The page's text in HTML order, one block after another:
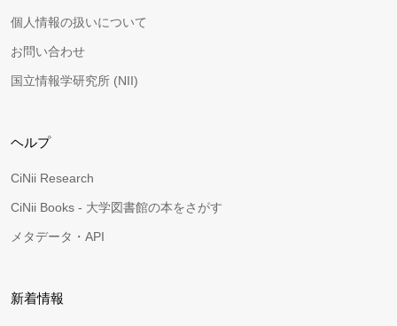
個人情報の扱いについて
お問い合わせ
国立情報学研究所 (NII)
ヘルプ
CiNii Research
CiNii Books - 大学図書館の本をさがす
メタデータ・API
新着情報